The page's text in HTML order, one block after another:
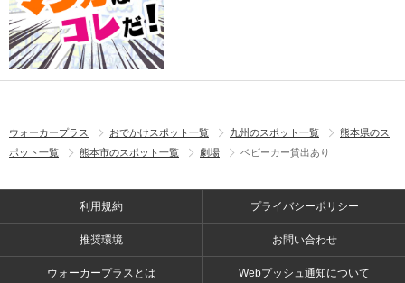
ウォーカープラス おでかけスポット一覧 九州のスポット一覧
熊本県のス
ポット一覧
熊本市のスポット一覧 劇場 ベビーカー貸出あり
利用規約 プライバシーポリシー
推奨環境 お問い合わせ
ウォーカープラスとは Webプッシュ通知について